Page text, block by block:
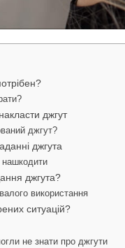
джгут
джгут?
джгута
нашкодити
джгута?
використання
ситуацій?
не знати про джгути